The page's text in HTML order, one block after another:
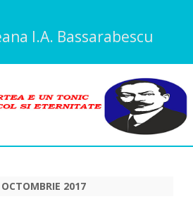
I.A. Bassarabescu
2017